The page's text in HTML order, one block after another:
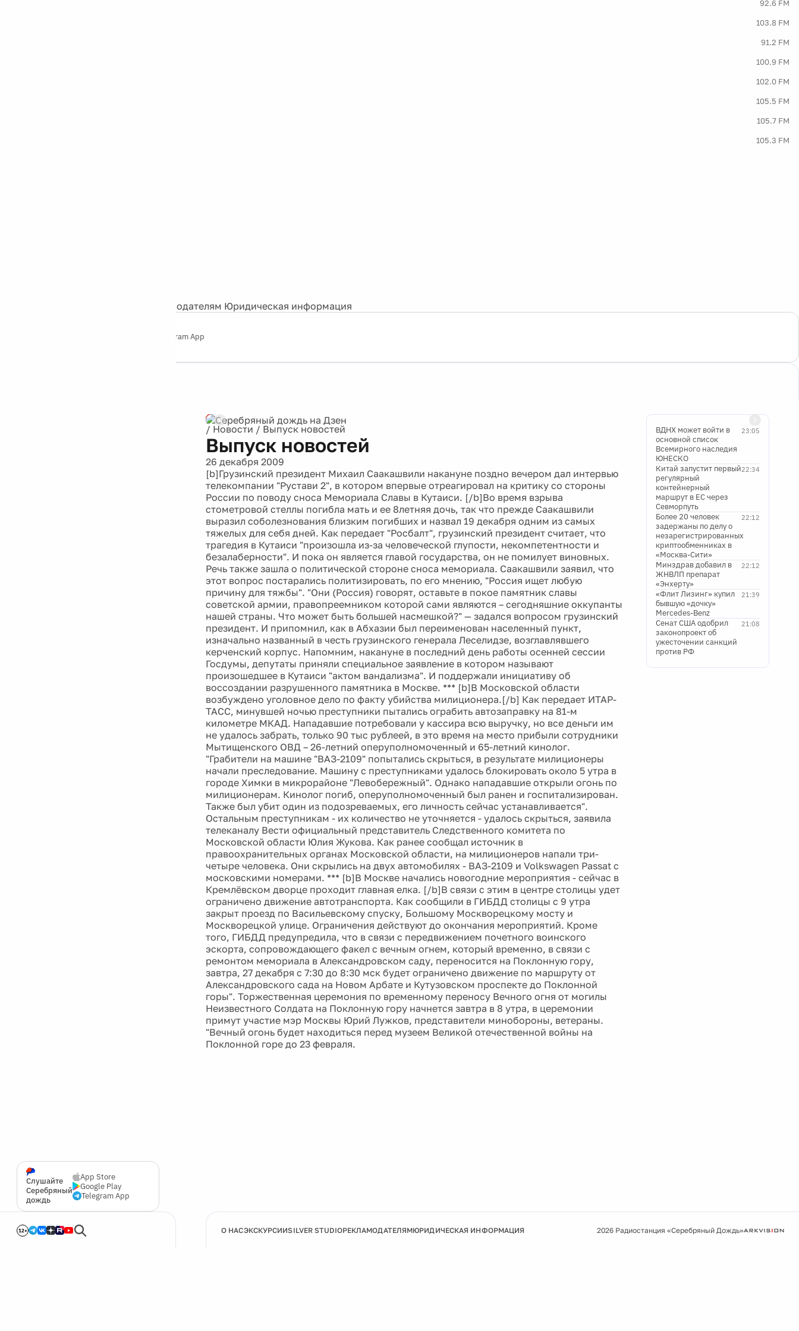
92.6 FM
103.8 FM
91.2 FM
100.9 FM
102.0 FM
105.5 FM
105.7 FM
105.3 FM
Рекламодателям Юридическая информация
Telegram App
Слушайте
Серебряный
дождь
App Store
Google Play
Telegram App
12+
/ Новости / Выпуск новостей
Выпуск новостей
26 декабря 2009
[b]Грузинский президент Михаил Саакашвили накануне поздно вечером дал интервью
телекомпании "Рустави 2", в котором впервые отреагировал на критику со стороны
России по поводу сноса Мемориала Славы в Кутаиси. [/b]Во время взрыва
стометровой стеллы погибла мать и ее 8летняя дочь, так что прежде Саакашвили
выразил соболезнования близким погибших и назвал 19 декабря одним из самых
тяжелых для себя дней. Как передает "Росбалт", грузинский президент считает, что
трагедия в Кутаиси "произошла из-за человеческой глупости, некомпетентности и
безалаберности". И пока он является главой государства, он не помилует виновных.
Речь также зашла о политической стороне сноса мемориала. Саакашвили заявил, что
этот вопрос постарались политизировать, по его мнению, "Россия ищет любую
причину для тяжбы". "Они (Россия) говорят, оставьте в покое памятник славы
советской армии, правопреемником которой сами являются – сегодняшние оккупанты
нашей страны. Что может быть большей насмешкой?" — задался вопросом грузинский
президент. И припомнил, как в Абхазии был переименован населенный пункт,
изначально названный в честь грузинского генерала Леселидзе, возглавлявшего
керченский корпус. Напомним, накануне в последний день работы осенней сессии
Госдумы, депутаты приняли специальное заявление в котором называют
произошедшее в Кутаиси "актом вандализма". И поддержали инициативу об
воссоздании разрушенного памятника в Москве. *** [b]В Московской области
возбуждено уголовное дело по факту убийства милиционера.[/b] Как передает ИТАР-
ТАСС, минувшей ночью преступники пытались ограбить автозаправку на 81-м
километре МКАД. Нападавшие потребовали у кассира всю выручку, но все деньги им
не удалось забрать, только 90 тыс рублеей, в это время на место прибыли сотрудники
Мытищенского ОВД – 26-летний оперуполномоченный и 65-летний кинолог.
"Грабители на машине "ВАЗ-2109" попытались скрыться, в результате милиционеры
начали преследование. Машину с преступниками удалось блокировать около 5 утра в
городе Химки в микрорайоне "Левобережный". Однако нападавшие открыли огонь по
милиционерам. Кинолог погиб, оперуполномоченный был ранен и госпитализирован.
Также был убит один из подозреваемых, его личность сейчас устанавливается".
Остальным преступникам - их количество не уточняется - удалось скрыться, заявила
телеканалу Вести официальный представитель Следственного комитета по
Московской области Юлия Жукова. Как ранее сообщал источник в
правоохранительных органах Московской области, на милиционеров напали три-
четыре человека. Они скрылись на двух автомобилях - ВАЗ-2109 и Volkswagen Passat с
московскими номерами. *** [b]В Москве начались новогодние мероприятия - сейчас в
Кремлёвском дворце проходит главная елка. [/b]В связи с этим в центре столицы удет
ограничено движение автотранспорта. Как сообщили в ГИБДД столицы с 9 утра
закрыт проезд по Васильевскому спуску, Большому Москворецкому мосту и
Москворецкой улице. Ограничения действуют до окончания мероприятий. Кроме
того, ГИБДД предупредила, что в связи с передвижением почетного воинского
эскорта, сопровождающего факел с вечным огнем, который временно, в связи с
ремонтом мемориала в Александровском саду, переносится на Поклонную гору,
завтра, 27 декабря с 7:30 до 8:30 мск будет ограничено движение по маршруту от
Александровского сада на Новом Арбате и Кутузовском проспекте до Поклонной
горы". Торжественная церемония по временному переносу Вечного огня от могилы
Неизвестного Солдата на Поклонную гору начнется завтра в 8 утра, в церемонии
примут участие мэр Москвы Юрий Лужков, представители минобороны, ветераны.
"Вечный огонь будет находиться перед музеем Великой отечественной войны на
Поклонной горе до 23 февраля.
23:05
ВДНХ может войти в
основной список
Всемирного наследия
ЮНЕСКО
22:34
Китай запустит первый
регулярный
контейнерный
маршрут в ЕС через
Севморпуть
22:12
Более 20 человек
задержаны по делу о
незарегистрированных
криптообменниках в
«Москва-Сити»
22:12
Минздрав добавил в
ЖНВЛП препарат
«Энхерту»
21:39
«Флит Лизинг» купил
бывшую «дочку»
Mercedes-Benz
21:08
Сенат США одобрил
законопроект об
ужесточении санкций
против РФ
О НАСЭКСКУРСИИSILVER STUDIOРЕКЛАМОДАТЕЛЯМЮРИДИЧЕСКАЯ ИНФОРМАЦИЯ 2026 Радиостанция «Серебряный Дождь»